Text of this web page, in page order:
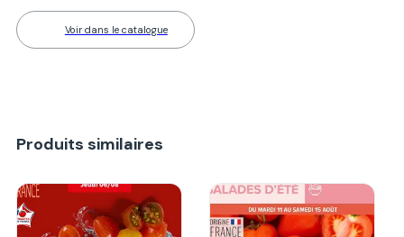
Voir dans le catalogue
Produits similaires